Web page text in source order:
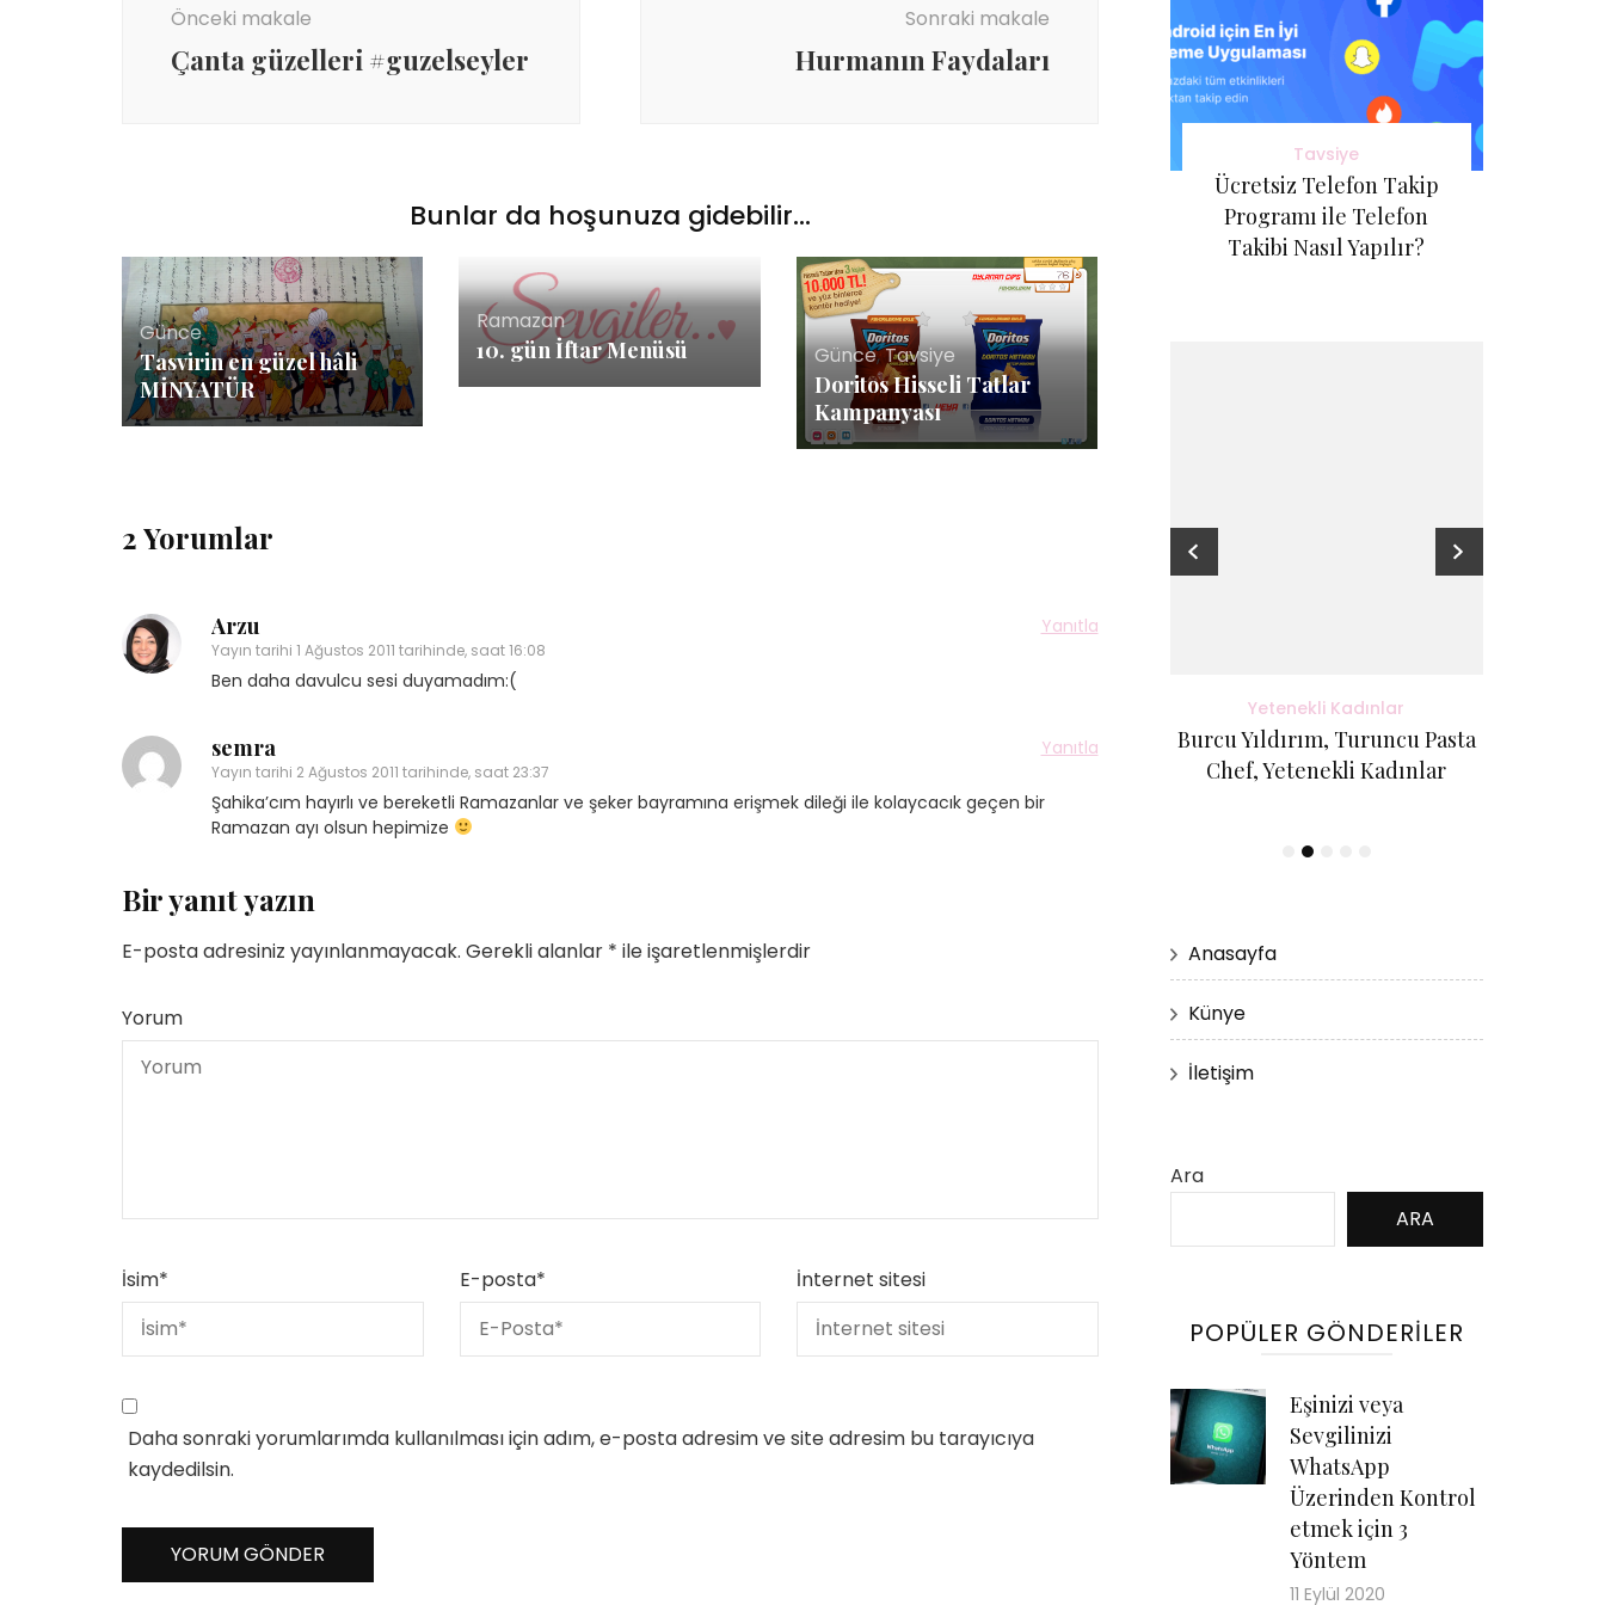
Önceki makale
Çanta güzelleri #guzelseyler
Sonraki makale
Hurmanın Faydaları
Bunlar da hoşunuza gidebilir...
Günce
Tasvirin en güzel hâli
MİNYATÜR
Ramazan
10. gün İftar Menüsü Günce,Tavsiye
Doritos Hisseli Tatlar
Kampanyası
2 Yorumlar
Arzu
Yayın tarihi 1 Ağustos 2011 tarihinde, saat 16:08
Yanıtla
Ben daha davulcu sesi duyamadım:(
semra
Yayın tarihi 2 Ağustos 2011 tarihinde, saat 23:37
Yanıtla
Şahika’cım hayırlı ve bereketli Ramazanlar ve şeker bayramına erişmek dileği ile kolaycacık geçen bir
Ramazan ayı olsun hepimize
Bir yanıt yazın
E-posta adresiniz yayınlanmayacak. Gerekli alanlar * ile işaretlenmişlerdir
Yorum
İsim* E-posta* İnternet sitesi
Daha sonraki yorumlarımda kullanılması için adım, e-posta adresim ve site adresim bu tarayıcıya
kaydedilsin.
Tavsiye
Ücretsiz Telefon Takip
Programı ile Telefon
Takibi Nasıl Yapılır?
Keçici, Kübra’nın
Organizasyon@nilatasarimatolyesi, Yetenekli
Kadınlar
Özgül Acır, Erse Mantı Evi
Kadınlar
Yetenekli Kadınlar
Burcu Yıldırım, Turuncu Pasta
Chef, Yetenekli Kadınlar
Anasayfa
Künye
İletişim
Ara
ARA
POPÜLER GÖNDERILER
Eşinizi veya
Sevgilinizi
WhatsApp
Üzerinden Kontrol
etmek için 3
Yöntem
11 Eylül 2020